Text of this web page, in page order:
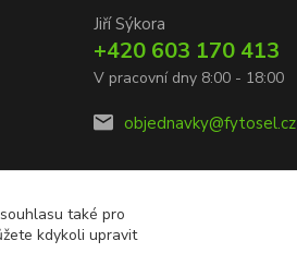
Jiří Sýkora
+420 603 170 413
V pracovní dny 8:00 - 18:00
objednavky@fytosel.cz
také pro
kdykoli upravit